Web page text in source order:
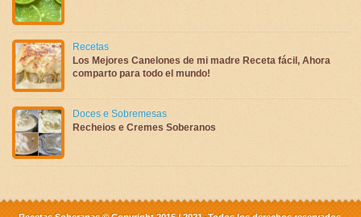
Recetas
Los Mejores Canelones de mi madre Receta fácil, Ahora
comparto para todo el mundo!
Doces e Sobremesas
Recheios e Cremes Soberanos